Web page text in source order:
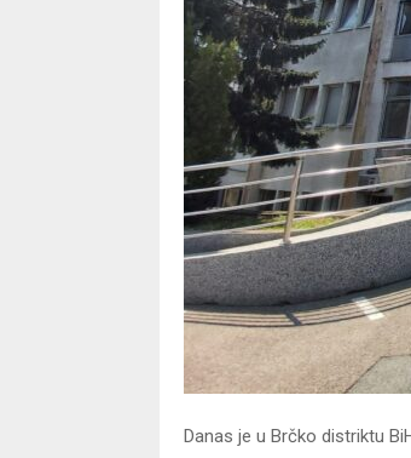
Danas je u Brčko distriktu